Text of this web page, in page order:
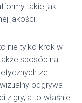
takie jak
jakości.
nie tylko krok w
sposób na
ze
odgrywa
z gry, a to właśnie